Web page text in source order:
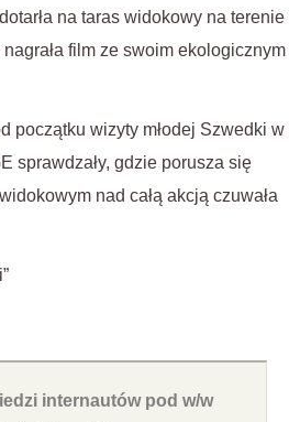
na taras widokowy na terenie
film ze swoim ekologicznym
początku wizyty młodej Szwedki w
sprawdzały, gdzie porusza się
nad całą akcją czuwała
internautów pod w/w